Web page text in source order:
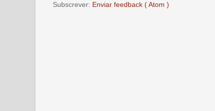
Subscrever: Enviar feedback ( Atom )